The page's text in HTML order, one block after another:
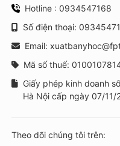
Hotline : 0934547168
Số điện thoại:
Email:
Mã số thuế:
Giấy phép kinh doanh
Hà Nội cấp ngày 07/11/
Theo dõi chúng tôi trên: